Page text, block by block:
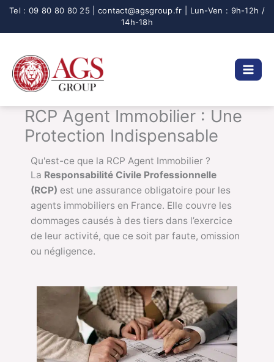
Aller
RCP Agent Immobilier : Une
Protection Indispensable
Qu'est-ce que la RCP Agent Immobilier ?
La Responsabilité Civile Professionnelle
(RCP) est une assurance obligatoire pour les
agents immobiliers en France. Elle couvre les
dommages causés à des tiers dans l’exercice
de leur activité, que ce soit par faute, omission
ou négligence.